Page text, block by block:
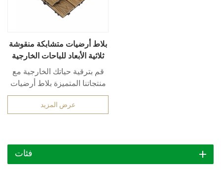
بلاط أرضيات متشابكة منقوشة
ثلاثية الأبعاد للباحات الخارجية
قم بترقية حياتك الخارجية مع
منتجاتنا المتميزة بلاط أرضيات
متشابكة بنقش ثلاثي الأبعاد
للباحات الخارجية وأكثر من ذلك.
وملمسًا مميزًا على أي مساحة،
من الحدائق إلى الشرفات. بلاط
عرض المزيد
فئات